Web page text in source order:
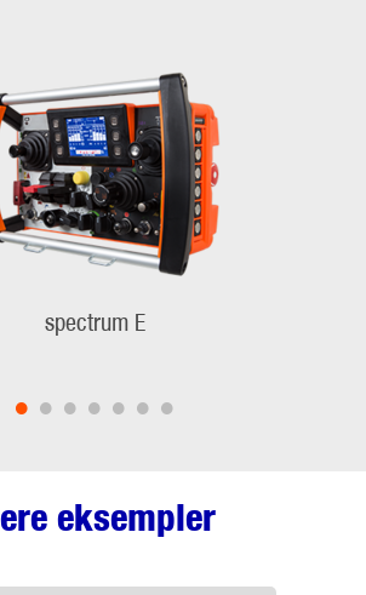
spectrum E
• • • • • • •
eksempler